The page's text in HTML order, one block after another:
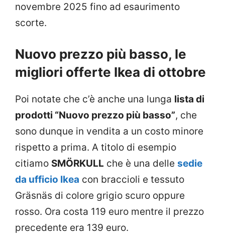
novembre 2025 fino ad esaurimento
scorte.
Nuovo prezzo più basso, le
migliori offerte Ikea di ottobre
Poi notate che c’è anche una lunga lista di
prodotti “Nuovo prezzo più basso”, che
sono dunque in vendita a un costo minore
rispetto a prima. A titolo di esempio
citiamo SMÖRKULL che è una delle sedie
da ufficio Ikea con braccioli e tessuto
Gräsnäs di colore grigio scuro oppure
rosso. Ora costa 119 euro mentre il prezzo
precedente era 139 euro.